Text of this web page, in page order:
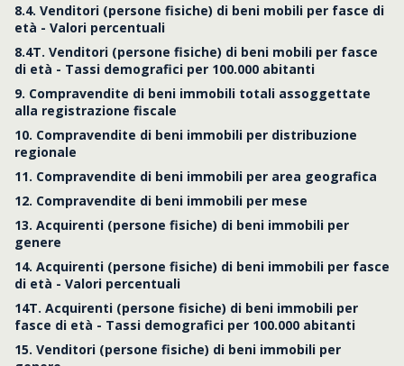
8.4. Venditori (persone fisiche) di beni mobili per fasce di
età - Valori percentuali
8.4T. Venditori (persone fisiche) di beni mobili per fasce
di età - Tassi demografici per 100.000 abitanti
9. Compravendite di beni immobili totali assoggettate
alla registrazione fiscale
10. Compravendite di beni immobili per distribuzione
regionale
11. Compravendite di beni immobili per area geografica
12. Compravendite di beni immobili per mese
13. Acquirenti (persone fisiche) di beni immobili per
genere
14. Acquirenti (persone fisiche) di beni immobili per fasce
di età - Valori percentuali
14T. Acquirenti (persone fisiche) di beni immobili per
fasce di età - Tassi demografici per 100.000 abitanti
15. Venditori (persone fisiche) di beni immobili per